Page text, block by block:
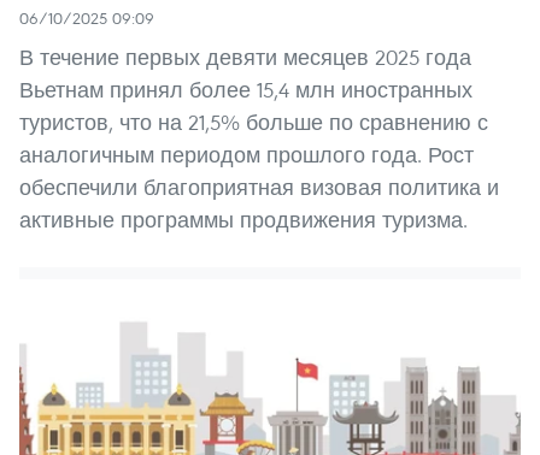
06/10/2025 09:09
В течение первых девяти месяцев 2025 года
Вьетнам принял более 15,4 млн иностранных
туристов, что на 21,5% больше по сравнению с
аналогичным периодом прошлого года. Рост
обеспечили благоприятная визовая политика и
активные программы продвижения туризма.